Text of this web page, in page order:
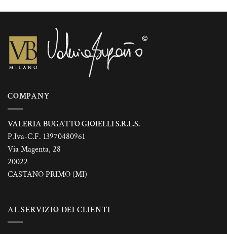
COMPANY
VALERIA BUGATTO GIOIELLI S.R.L.S.
P.Iva-C.F. 13970480961
Via Magenta, 28
20022
CASTANO PRIMO (MI)
AL SERVIZIO DEI CLIENTI